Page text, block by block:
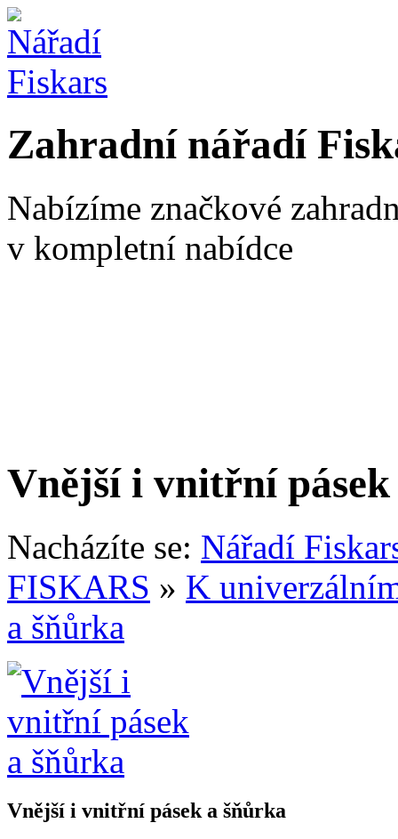
Zahradní nářadí
Nabízíme značkové
v kompletní nabídce
Vnější i vnitřní
Nacházíte se: Nářadí
FISKARS » K
a šňůrka
Vnější i vnitřní pásek a šňůrka